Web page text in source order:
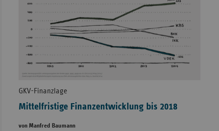
GKV-Finanzlage
Mittelfristige Finanzentwicklung bis 2018
von Manfred Baumann